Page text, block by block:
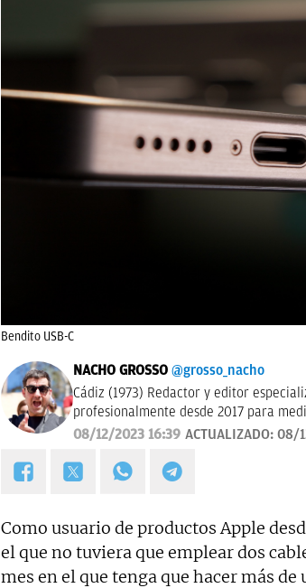
Bendito USB-C
NACHO GROSSO @grosso_nacho
Cádiz (1973) Redactor y editor especializado
profesionalmente desde 2017 para
08/12/2023 16:39 ACTUALIZADO: 08/
Como usuario de productos Apple
el que no tuviera que emplear dos
mes en el que tenga que hacer más